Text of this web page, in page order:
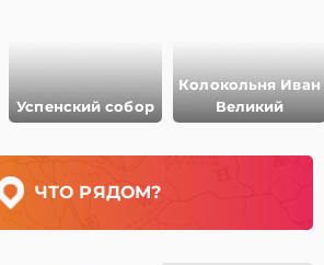
Успенский собор
Колокольня Иван
Великий
ЧТО РЯДОМ?